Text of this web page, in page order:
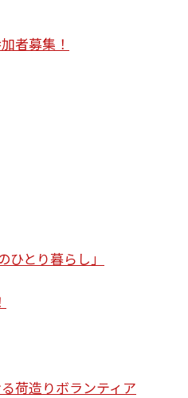
者募集！
とり暮らし」
荷造りボランティア